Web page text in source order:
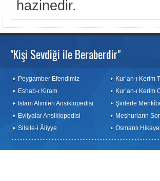
hazinedir.
"Kişi Sevdiği ile Beraberdir"
Peygamber Efendimiz
Eshab-ı Kiram
İslam Alimleri Ansiklopedisi
Evliyalar Ansiklopedisi
Silsile-i Âliyye
Kur’an-ı Kerim
Kur’an-ı Kerim
Şiirlerle
Meşhurların
Osmanlı